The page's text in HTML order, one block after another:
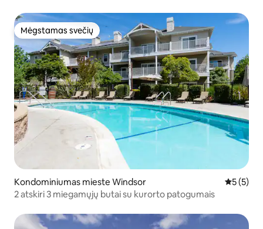
Mėgstamas svečių
Mėgstamas svečių
Kondominiumas mieste Windsor Vidutinis
5 (5)
2 atskiri 3 miegamųjų butai su kurorto patogumais